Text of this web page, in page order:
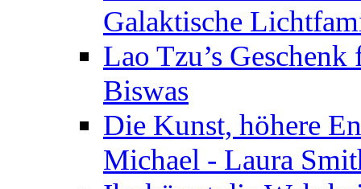
Galaktische
Lao Tzu’s
Biswas
Die Kunst, höhere
Michael - Laura